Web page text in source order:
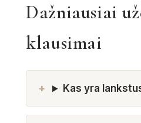
Dažniausiai
klausimai
Kas yra